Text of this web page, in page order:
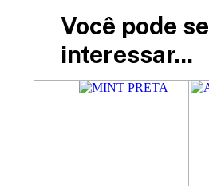
Você pode se
interessar...